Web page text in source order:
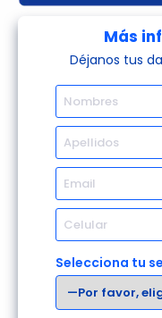
Más
Déjanos tus
Selecciona tu